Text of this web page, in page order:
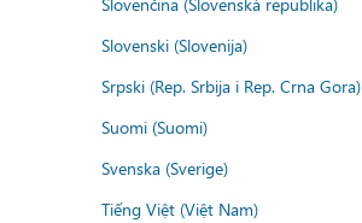
Slovenski (Slovenija)
Srpski (Rep. Srbija i Rep. Crna Gora)
Suomi (Suomi)
Svenska (Sverige)
Tiếng Việt (Việt Nam)